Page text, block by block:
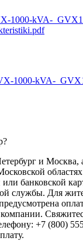
1000-kVA-
1000-kVA-
и Москва,
банковской
службы. Для
компании.
+7 (800)